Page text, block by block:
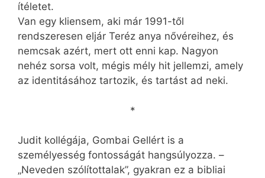
ítéletet.
Van egy kliensem, aki már 1991-től
rendszeresen eljár Teréz anya nővéreihez, és
nemcsak azért, mert ott enni kap. Nagyon
nehéz sorsa volt, mégis mély hit jellemzi, amely
az identitásához tartozik, és tartást ad neki.
*
Judit kollégája, Gombai Gellért is a
személyesség fontosságát hangsúlyozza. –
„Neveden szólítottalak”, gyakran ez a bibliai